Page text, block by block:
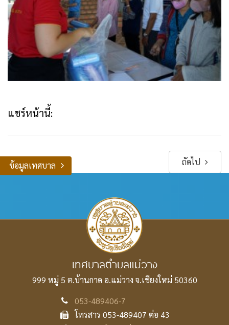
ข้อมูลเทศบาล
แชร์หน้านี้:
ถัดไป
เทศบาลตำบลแม่วาง
999 หมู่ 5 ต.บ้านกาด อ.แม่วาง จ.เชียงใหม่ 50360
053-489406-7
โทรสาร 053-489407 ต่อ 43